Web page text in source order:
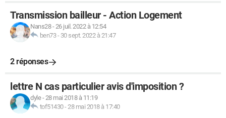
Transmission bailleur - Action Logement
Nans28-26 juil. 2022 à 12:54
ben73- 30 sept. 2022 à 21:47
2 réponses
lettre N cas particulier avis d'imposition ?
dyle-28 mai 2018 à 11:19
tof51430-28 mai 2018 à 17:40